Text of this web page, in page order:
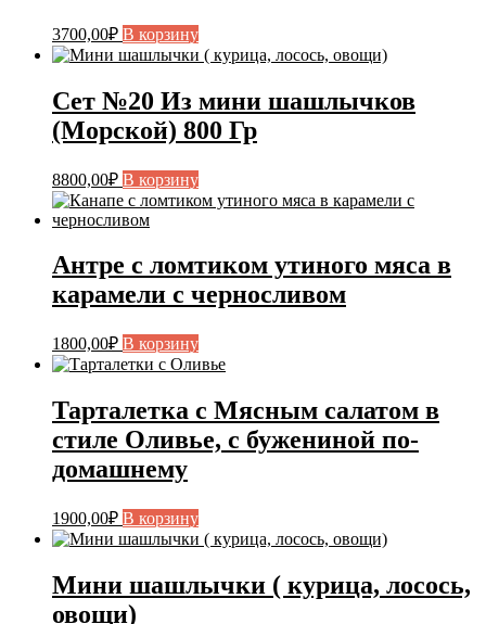
3700,00₽ В корзину
Сет №20 Из мини шашлычков
(Морской) 800 Гр
8800,00₽ В корзину
Антре с ломтиком утиного мяса в
карамели с черносливом
1800,00₽ В корзину
Тарталетка с Мясным салатом в
стиле Оливье, с бужениной по-
домашнему
1900,00₽ В корзину
Мини шашлычки ( курица, лосось,
овощи)